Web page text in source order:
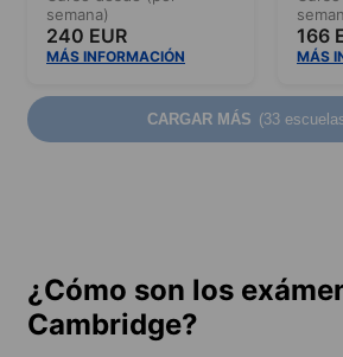
semana)
240 EUR
MÁS INFORMACIÓN
166
MÁS
CARGAR MÁS (33
¿Cómo son los
Cambridge?